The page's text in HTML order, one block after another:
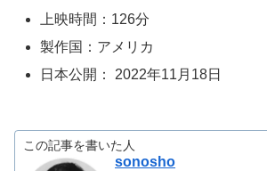
上映時間：126分
製作国：アメリカ
日本公開： 2022年11月18日
この記事を書いた人
sonosho